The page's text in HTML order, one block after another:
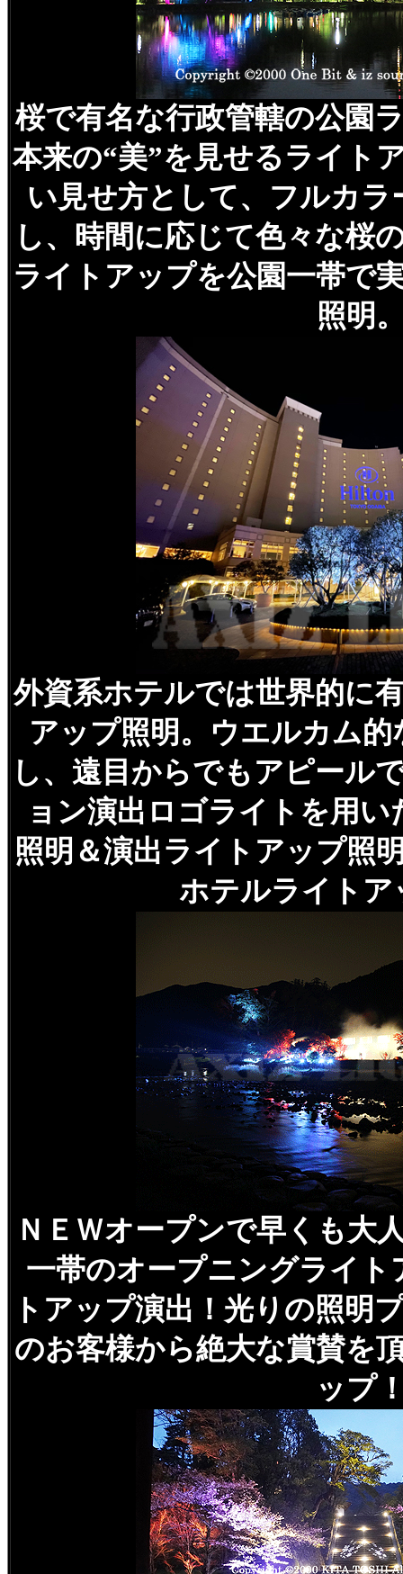
桜で有名な行政管轄の公園
本来の“美”を見せるライト
い見せ方として、フルカ
し、時間に応じて色々な桜
ライトアップを公園一帯で
照明
外資系ホテルでは世界的に
アップ照明。ウエルカム
し、遠目からでもアピール
ョン演出ロゴライトを用
照明＆演出ライトアップ照
ホテルライトア
ＮＥＷオープンで早くも大
一帯のオープニングライ
トアップ演出！光りの照明
のお客様から絶大な賞賛を
ップ